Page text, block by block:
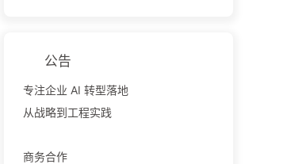
公告
专注企业 AI 转型落地
从战略到工程实践
商务合作